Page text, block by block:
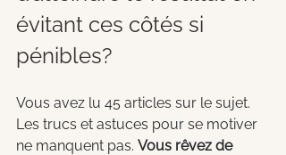
évitant ces côtés si
pénibles?
Vous avez lu 45 articles sur le sujet.
Les trucs et astuces pour se motiver
ne manquent pas. Vous rêvez de